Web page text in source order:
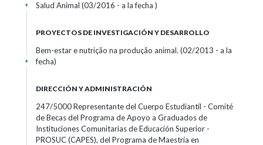
Salud Animal (03/2016 - a la fecha )
+
PROYECTOS DE INVESTIGACIÓN Y DESARROLLO
Bem-estar e nutrição na produção animal. (02/2013 - a la
fecha)
+
DIRECCIÓN Y ADMINISTRACIÓN
247/5000 Representante del Cuerpo Estudiantil - Comité
de Becas del Programa de Apoyo a Graduados de
Instituciones Comunitarias de Educación Superior -
PROSUC (CAPES), del Programa de Maestría en